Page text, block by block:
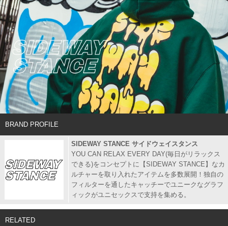
BRAND PROFILE
SIDEWAY STANCE サイドウェイスタンス
YOU CAN RELAX EVERY DAY(毎日がリラックス
できる)をコンセプトに【SIDEWAY STANCE】なカ
ルチャーを取り入れたアイテムを多数展開！独自の
フィルターを通したキャッチーでユニークなグラフ
ィックがユニセックスで支持を集める。
RELATED